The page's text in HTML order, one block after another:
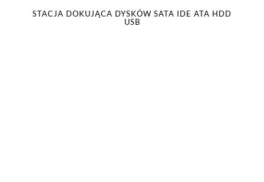
STACJA DOKUJĄCA DYSKÓW SATA IDE ATA HDD
USB